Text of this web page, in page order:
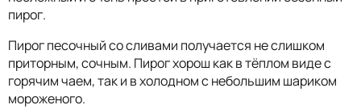
пирог.
Пирог песочный со сливами получается не слишком
приторным, сочным. Пирог хорош как в тёплом виде с
горячим чаем, так и в холодном с небольшим шариком
мороженого.